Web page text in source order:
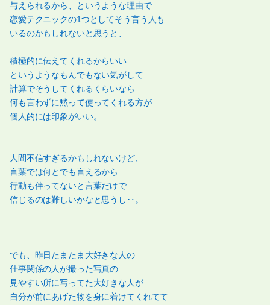
与えられるから、というような理由で
恋愛テクニックの1つとしてそう言う人も
いるのかもしれないと思うと、
積極的に伝えてくれるからいい
というようなもんでもない気がして
計算でそうしてくれるくらいなら
何も言わずに黙って使ってくれる方が
個人的には印象がいい。
人間不信すぎるかもしれないけど、
言葉では何とでも言えるから
行動も伴ってないと言葉だけで
信じるのは難しいかなと思うし‥。
でも、昨日たまたま大好きな人の
仕事関係の人が撮った写真の
見やすい所に写ってた大好きな人が
自分が前にあげた物を身に着けてくれてて